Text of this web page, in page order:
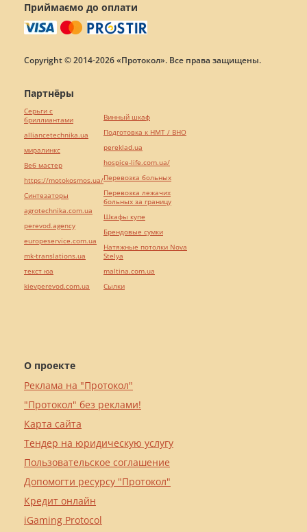
Приймаємо до оплати
Copyright © 2014-2026 «Протокол». Все права защищены.
О проекте
Реклама на "Протокол"
"Протокол" без реклами!
Карта сайта
Тендер на юридическую услугу
Пользовательское соглашение
Допомогти ресурсу "Протокол"
Кредит онлайн
iGaming Protocol
Партнёры
Серьги с
бриллиантами
alliancetechnika.ua
миралинкс
Веб мастер
https://motokosmos.ua/
Синтезаторы
agrotechnika.com.ua
perevod.agency
europeservice.com.ua
mk-translations.ua
текст юа
kievperevod.com.ua
Винный шкаф
Подготовка к НМТ / ВНО
pereklad.ua
hospice-life.com.ua/
Перевозка больных
Перевозка лежачих
больных за границу
Шкафы купе
Брендовые сумки
Натяжные потолки Nova
Stelya
maltina.com.ua
Cылки